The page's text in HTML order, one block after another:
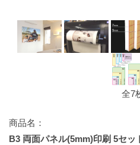
全7
商品名：
B3 両面パネル(5mm)印刷 5セッ